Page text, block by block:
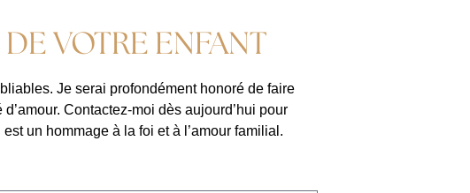
VOTRE ENFANT
Je serai profondément honoré de faire
Contactez-moi dès aujourd’hui pour
un hommage à la foi et à l’amour familial.